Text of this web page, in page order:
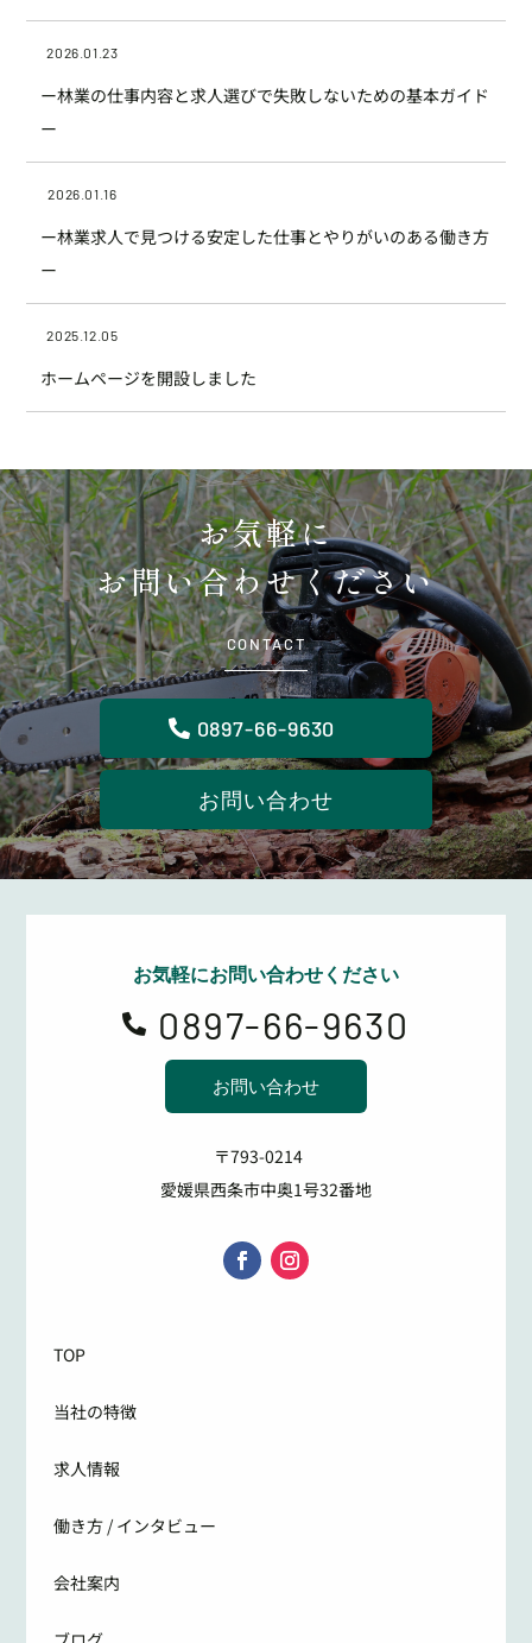
2026.01.23
ー林業の仕事内容と求人選びで失敗しないための基本ガイド
ー
2026.01.16
ー林業求人で見つける安定した仕事とやりがいのある働き方
ー
2025.12.05
ホームページを開設しました
お気軽に
お問い合わせください
CONTACT
0897-66-9630
お問い合わせ
お気軽にお問い合わせください
 0897-66-9630
お問い合わせ
〒793-0214
愛媛県西条市中奥1号32番地
TOP
当社の特徴
求人情報
働き方 / インタビュー
会社案内